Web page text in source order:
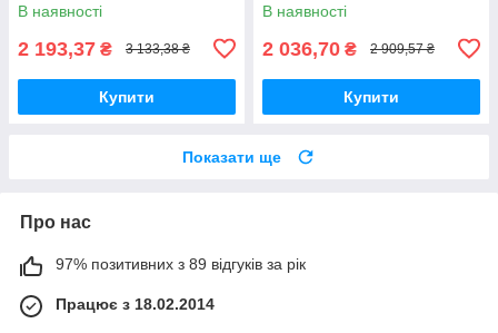
В наявності
2 193,37 ₴ 3 133,38 ₴
Купити
В наявності
2 036,70 ₴ 2 909,57 ₴
Купити
Показати ще
Про нас
97% позитивних з 89 відгуків за рік
Працює з 18.02.2014